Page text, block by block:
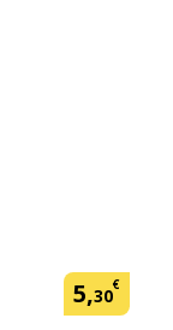
Piquet
5,30€